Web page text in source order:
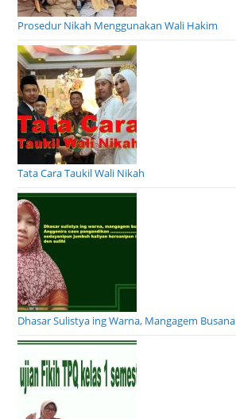
Prosedur Nikah Menggunakan Wali Hakim
Tata Cara Taukil Wali Nikah
Dhasar Sulistya ing Warna, Mangagem Busana